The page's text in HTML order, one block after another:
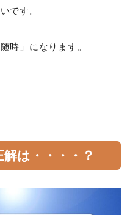
です。
」になります。
解は・・・・？